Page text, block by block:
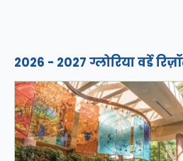
2026 - 2027 ग्लोरिया वर्डे